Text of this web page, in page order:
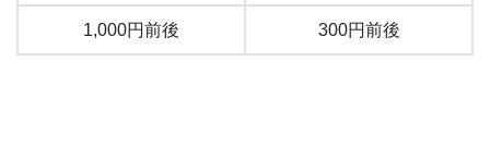
1,000円前後 300円前後